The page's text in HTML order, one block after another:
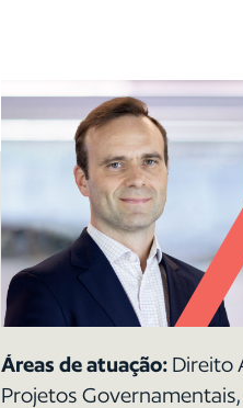
Áreas de atuação: Direito
Projetos